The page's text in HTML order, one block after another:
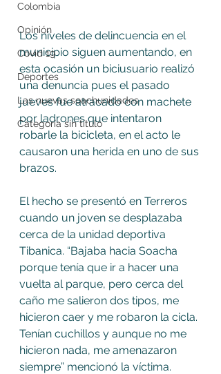
Colombia
Opinión
Covid 19
Deportes
Las nuevas soachunidades
Categoría sin título
Los niveles de delincuencia en el
municipio siguen aumentando, en
esta ocasión un biciusuario realizó
una denuncia pues el pasado
jueves fue atracado con machete
por ladrones que intentaron
robarle la bicicleta, en el acto le
causaron una herida en uno de sus
brazos.
El hecho se presentó en Terreros
cuando un joven se desplazaba
cerca de la unidad deportiva
Tibanica. “Bajaba hacia Soacha
porque tenía que ir a hacer una
vuelta al parque, pero cerca del
caño me salieron dos tipos, me
hicieron caer y me robaron la cicla.
Tenían cuchillos y aunque no me
hicieron nada, me amenazaron
siempre” mencionó la víctima.